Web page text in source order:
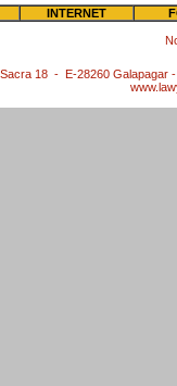
INTERNET
18 - E-28260